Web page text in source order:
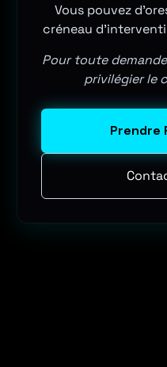
Vous pouvez
créneau
Pour toute
privilégier le
Prendre